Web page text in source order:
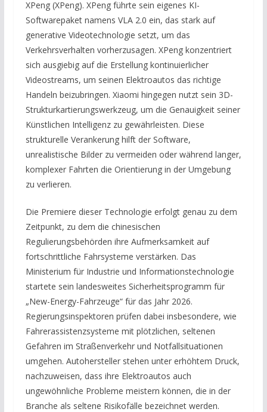
XPeng (XPeng). XPeng führte sein eigenes KI-
Softwarepaket namens VLA 2.0 ein, das stark auf
generative Videotechnologie setzt, um das
Verkehrsverhalten vorherzusagen. XPeng konzentriert
sich ausgiebig auf die Erstellung kontinuierlicher
Videostreams, um seinen Elektroautos das richtige
Handeln beizubringen. Xiaomi hingegen nutzt sein 3D-
Strukturkartierungswerkzeug, um die Genauigkeit seiner
Künstlichen Intelligenz zu gewährleisten. Diese
strukturelle Verankerung hilft der Software,
unrealistische Bilder zu vermeiden oder während langer,
komplexer Fahrten die Orientierung in der Umgebung
zu verlieren.
Die Premiere dieser Technologie erfolgt genau zu dem
Zeitpunkt, zu dem die chinesischen
Regulierungsbehörden ihre Aufmerksamkeit auf
fortschrittliche Fahrsysteme verstärken. Das
Ministerium für Industrie und Informationstechnologie
startete sein landesweites Sicherheitsprogramm für
„New-Energy-Fahrzeuge“ für das Jahr 2026.
Regierungsinspektoren prüfen dabei insbesondere, wie
Fahrerassistenzsysteme mit plötzlichen, seltenen
Gefahren im Straßenverkehr und Notfallsituationen
umgehen. Autohersteller stehen unter erhöhtem Druck,
nachzuweisen, dass ihre Elektroautos auch
ungewöhnliche Probleme meistern können, die in der
Branche als seltene Risikofälle bezeichnet werden.